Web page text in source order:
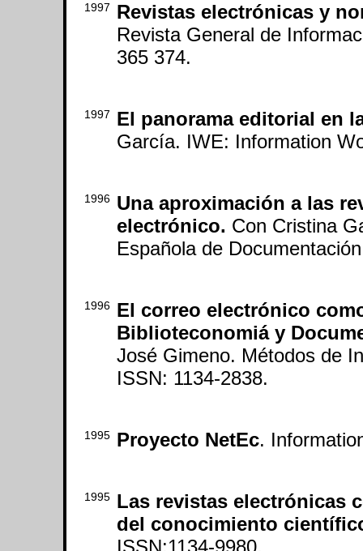
1997
Revistas electrónicas y
Revista General de
365 374.
1997
El panorama editorial en
García. IWE: Information
1996 Una aproximación a las
electrónico. Con Cristina
Española de
1996 El correo electrónico
Biblioteconomiá y
José Gimeno. Métodos de
ISSN: 1134-2838.
1995 Proyecto NetEc.
1995 Las revistas electrónicas
del conocimiento
ISSN:1134-9980.